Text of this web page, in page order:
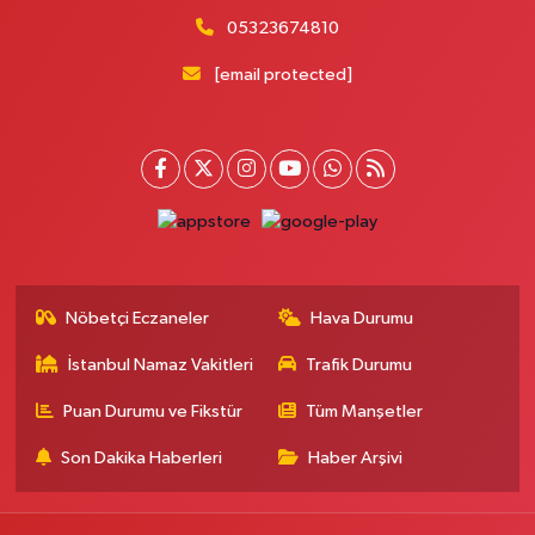
Osmangazi Mahallesi Atayolu Caddesi 10C-D KAYA ÇİFTLİĞİ İLE KÖFTECİ
YUSUF ARASINDA, TARIM KOOPERATİF MARKETİ KARŞISI,SAAT KULESİNİN
0 (506) 466 78 60 Yol Tarifi Al
19 Mayıs Mahallesi Bayar Caddesi 55B Acıbadem Kozyatağı
100m Yukarısında)
Göksun Eczanesi
Esentepe Mahallesi 2850. Sokak No:142 B ESENTEPE MUHTARLIĞI
KARŞISI,NECIP FAZIL KISAKÜREK KÜLTÜR MERKEZİ KARŞISI
05323674810
[email protected]
Nöbetçi Eczaneler Hava Durumu
İstanbul Namaz Vakitleri Trafik Durumu
Puan Durumu ve Fikstür Tüm Manşetler
Son Dakika Haberleri Haber Arşivi